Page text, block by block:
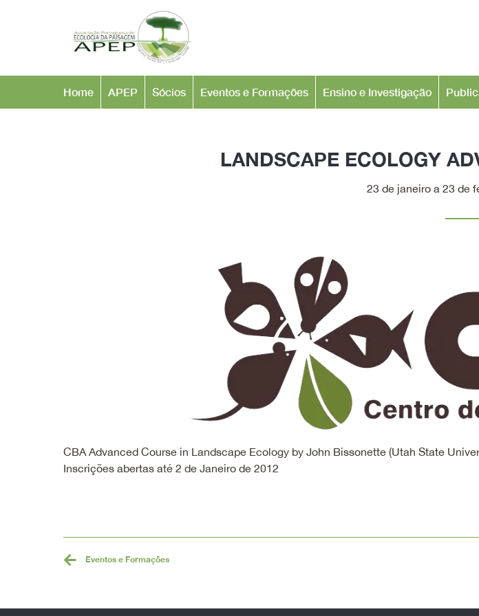
Home APEP Sócios Eventos e Formações Ensino e Investigação
LANDSCAPE ECOLOGY
23 de janeiro a 23 de
CBA Advanced Course in Landscape Ecology by John Bissonette (Utah State
Inscrições abertas até 2 de Janeiro de 2012
Eventos e Formações